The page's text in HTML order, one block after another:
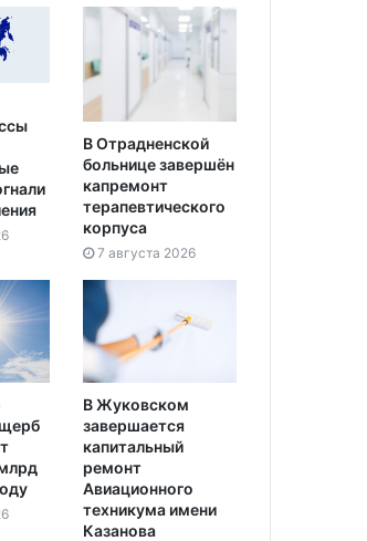
В Отрадненской
больнице завершён
капремонт
терапевтического
корпуса
7 августа 2026
В Жуковском
завершается
капитальный
ремонт
Авиационного
техникума имени
Казанова